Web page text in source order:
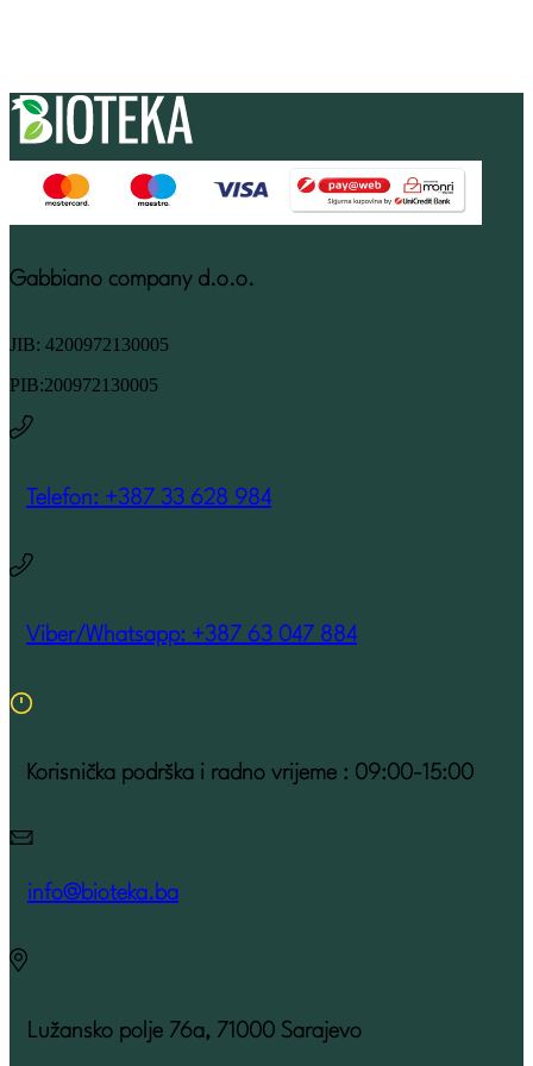
Gabbiano company d.o.o.
JIB: 4200972130005
PIB:200972130005
Telefon: +387 33 628 984
Viber/Whatsapp: +387 63 047 884
Korisnička podrška i radno vrijeme : 09:00-15:00
info@bioteka.ba
Lužansko polje 76a, 71000 Sarajevo